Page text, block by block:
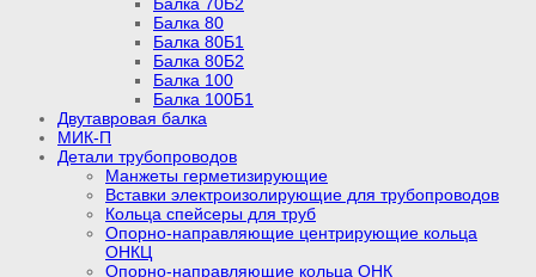
Балка 80
Балка 80Б1
Балка 80Б2
Балка 100
Балка 100Б1
Двутавровая балка
МИК-П
Детали трубопроводов
Манжеты герметизирующие
Вставки электроизолирующие для трубопроводов
Кольца спейсеры для труб
Опорно-направляющие центрирующие кольца
ОНКЦ
Опорно-направляющие кольца ОНК